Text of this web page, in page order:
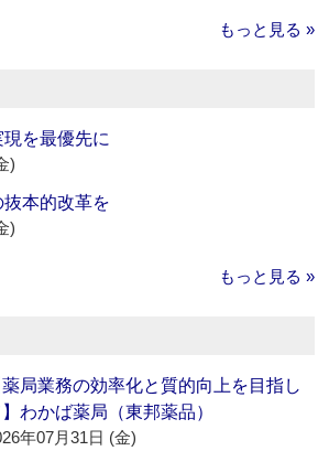
もっと見る »
を最優先に
)
本的改革を
)
もっと見る »
薬局業務の効率化と質的向上を目指し
わかば薬局（東邦薬品）
年07月31日 (金)